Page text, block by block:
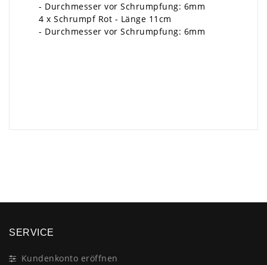
- Durchmesser vor Schrumpfung: 6mm
4 x Schrumpf Rot - Länge 11cm
- Durchmesser vor Schrumpfung: 6mm
SERVICE
Kundenkonto eröffnen